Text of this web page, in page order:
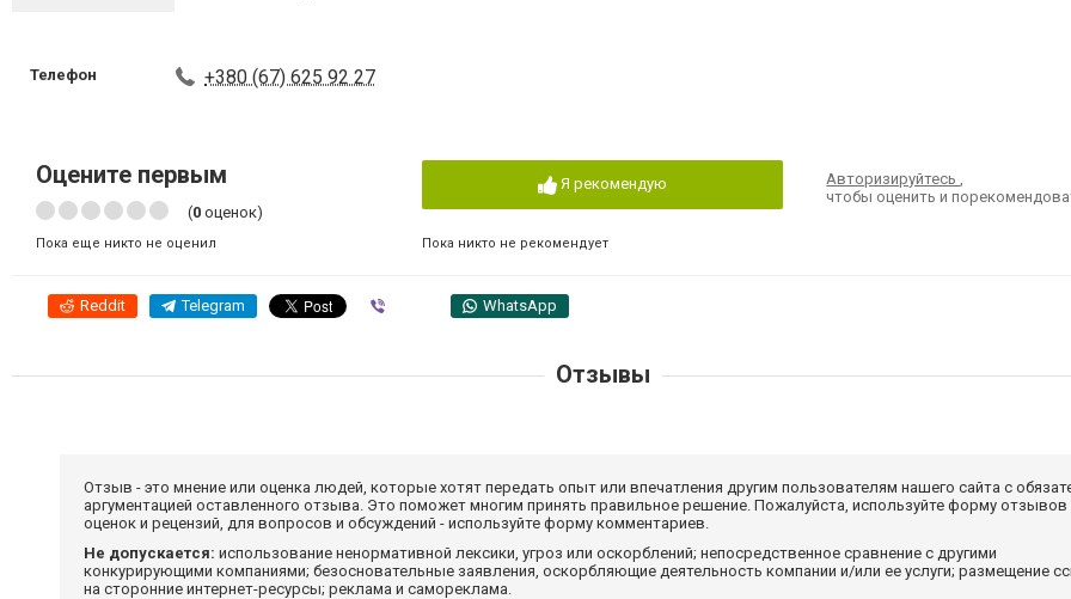
Телефон +380 (67) 625 92 27
Оцените первым
(0 оценок)
Пока еще никто не оценил
Я рекомендую
Пока никто не рекомендует
Авторизируйтесь,
чтобы оценить и
Reddit Telegram WhatsApp
Отзывы
Отзыв - это мнение или оценка людей, которые хотят передать опыт или впечатления другим пользователям нашего сайта с
аргументацией оставленного отзыва. Это поможет многим принять правильное решение. Пожалуйста, используйте форму отзывов
оценок и рецензий, для вопросов и обсуждений - используйте форму комментариев.
Не допускается: использование ненормативной лексики, угроз или оскорблений; непосредственное сравнение с другими
конкурирующими компаниями; безосновательные заявления, оскорбляющие деятельность компании и/или ее услуги; размещение
на сторонние интернет-ресурсы; реклама и самореклама.